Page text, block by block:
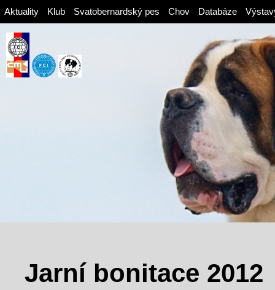
Aktuality Klub Svatobernardský pes Chov Databáze
Jarní bonitace 2012